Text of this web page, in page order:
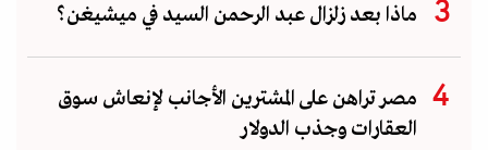
ماذا بعد زلزال عبد الرحمن السيد في ميشيغن؟
مصر تراهن على المشترين الأجانب لإنعاش سوق
العقارات وجذب الدولار